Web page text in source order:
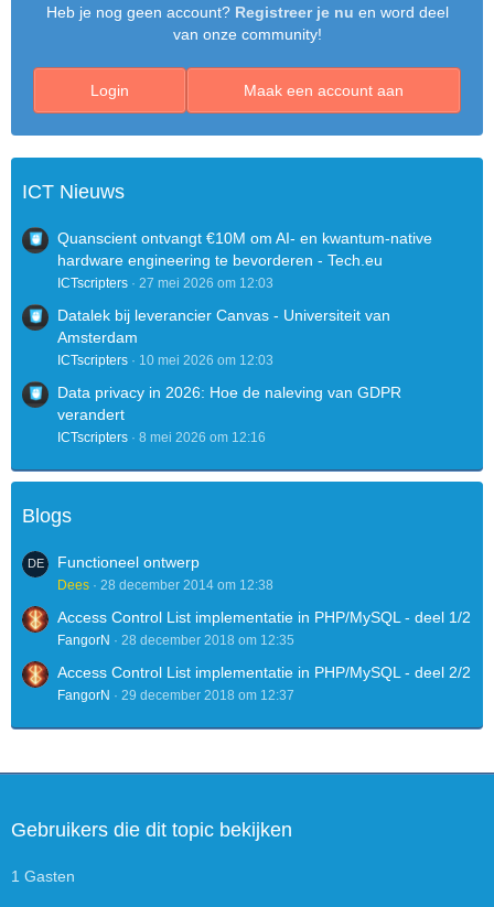
Heb je nog geen account? Registreer je nu en word deel
van onze community!
Maak een account aan
Login
ICT Nieuws
Quanscient ontvangt €10M om AI- en kwantum-native
hardware engineering te bevorderen - Tech.eu
ICTscripters 27 mei 2026 om 12:03
Datalek bij leverancier Canvas - Universiteit van
Amsterdam
ICTscripters 10 mei 2026 om 12:03
Data privacy in 2026: Hoe de naleving van GDPR
verandert
ICTscripters 8 mei 2026 om 12:16
Blogs
Functioneel ontwerp
Dees 28 december 2014 om 12:38
Access Control List implementatie in PHP/MySQL - deel 1/2
FangorN 28 december 2018 om 12:35
Access Control List implementatie in PHP/MySQL - deel 2/2
FangorN 29 december 2018 om 12:37
Gebruikers die dit topic bekijken
1 Gasten